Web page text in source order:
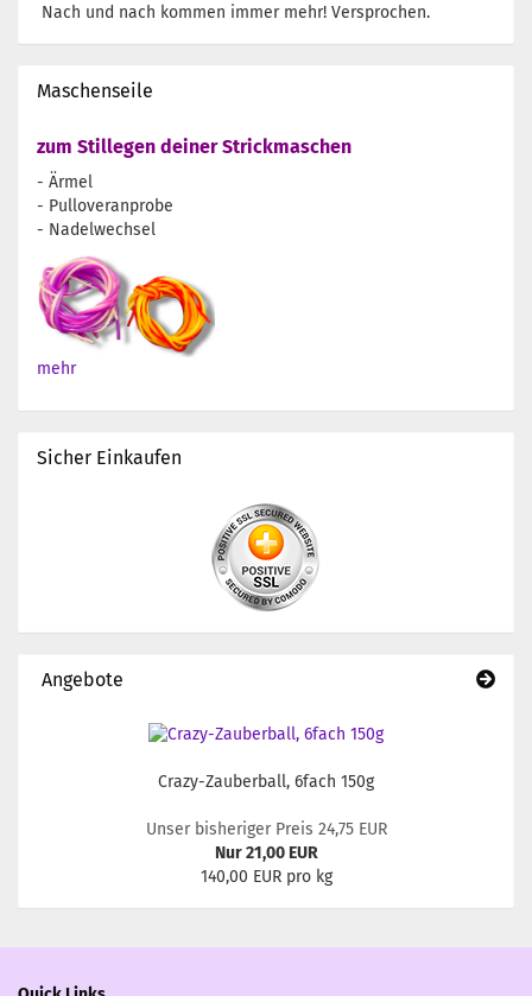
Nach und nach kommen immer mehr! Versprochen.
Maschenseile
zum Stillegen deiner Strickmaschen
- Ärmel
- Pulloveranprobe
- Nadelwechsel
mehr
Sicher Einkaufen
Angebote
Crazy-Zauberball, 6fach 150g
Unser bisheriger Preis 24,75 EUR
Nur 21,00 EUR
140,00 EUR pro kg